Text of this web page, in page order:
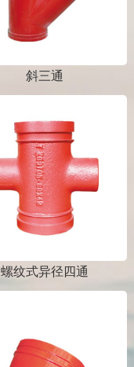
斜三通
螺纹式异径四通